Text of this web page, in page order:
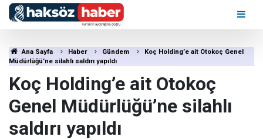
Ana Sayfa Haber Gündem
Koç Holding’e ait Otokoç Genel
Müdürlüğü’ne silahlı saldırı yapıldı
Koç Holding’e ait Otokoç
Genel Müdürlüğü’ne silahlı
saldırı yapıldı